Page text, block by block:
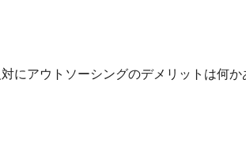
にアウトソーシングのデメリットは何